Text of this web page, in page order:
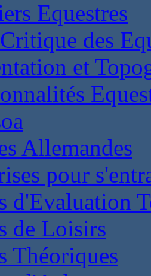
Equestres
des
et
Allemandes
pour
d'Evaluation
de Loisirs
Théoriques